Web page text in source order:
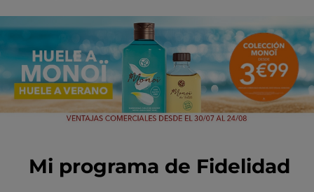
Mi programa de Fidelidad